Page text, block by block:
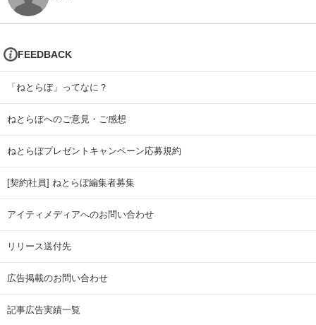
FEEDBACK
「ねとらぼ」ってなに？
ねとらぼへのご意見・ご感想
ねとらぼプレゼントキャンペーン応募規約
[契約社員] ねとらぼ編集者募集
アイティメディアへのお問い合わせ
リリース送付先
広告掲載のお問い合わせ
記事広告実績一覧